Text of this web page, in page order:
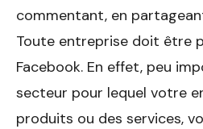
commentant, en
Toute entreprise doit être
Facebook. En effet, peu
secteur pour lequel votre
produits ou des services,